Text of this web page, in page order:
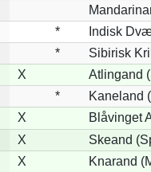
*
Indisk
*
Sibirisk
X
Atlingand
*
Kaneland
X Blåvinget
X
Skeand
X
Knarand